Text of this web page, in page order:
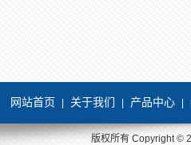
网站首页 关于我们 产品中心
版权所有 Copyright ©